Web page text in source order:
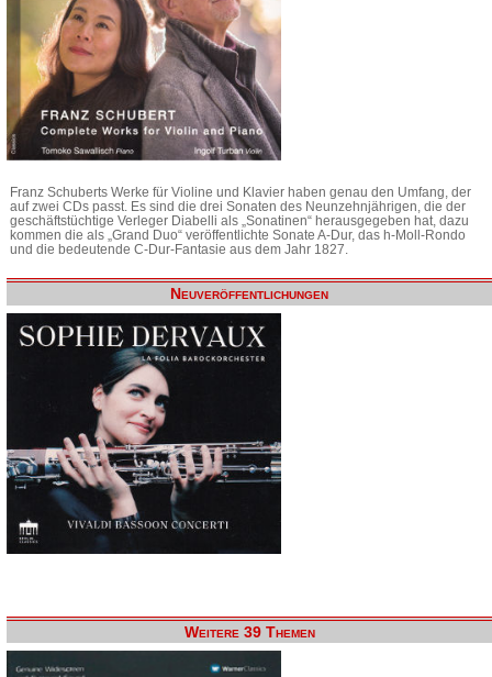
Franz Schuberts Werke für Violine und Klavier haben genau den Umfang, der
auf zwei CDs passt. Es sind die drei Sonaten des Neunzehnjährigen, die der
geschäftstüchtige Verleger Diabelli als „Sonatinen“ herausgegeben hat, dazu
kommen die als „Grand Duo“ veröffentlichte Sonate A-Dur, das h-Moll-Rondo
und die bedeutende C-Dur-Fantasie aus dem Jahr 1827.
Neuveröffentlichungen
Weitere 39 Themen